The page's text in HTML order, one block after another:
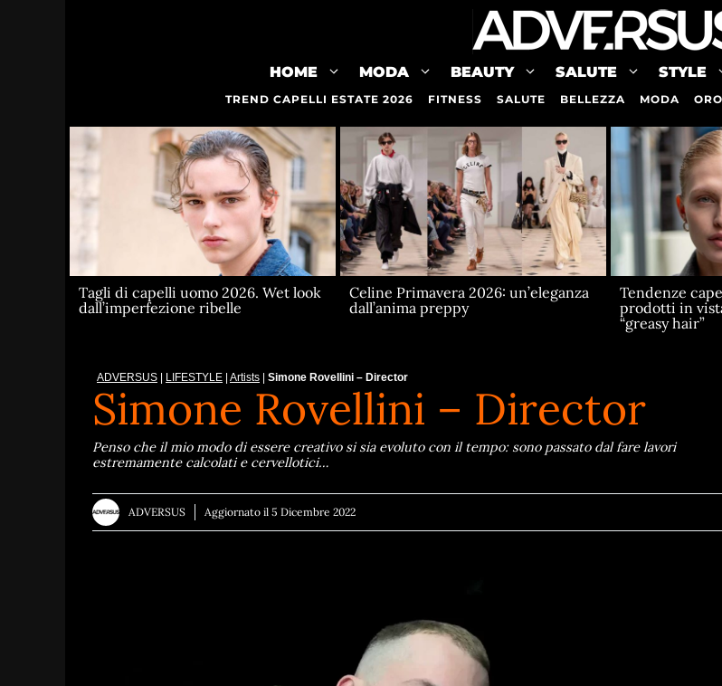
HOME MODA BEAUTY SALUTE STYLE
TREND CAPELLI ESTATE 2026 FITNESS SALUTE BELLEZZA MODA
Tagli di capelli uomo 2026. Wet look
dall’imperfezione ribelle
Celine Primavera 2026: un’eleganza
dall’anima preppy
Tendenze
prodotti in
“greasy hair”
ADVERSUS LIFESTYLE Artists Simone Rovellini – Director
Simone Rovellini – Director
Penso che il mio modo di essere creativo si sia evoluto con il tempo: sono passato dal fare lavori
estremamente calcolati e cervellotici…
ADVERSUS Aggiornato il 5 Dicembre 2022